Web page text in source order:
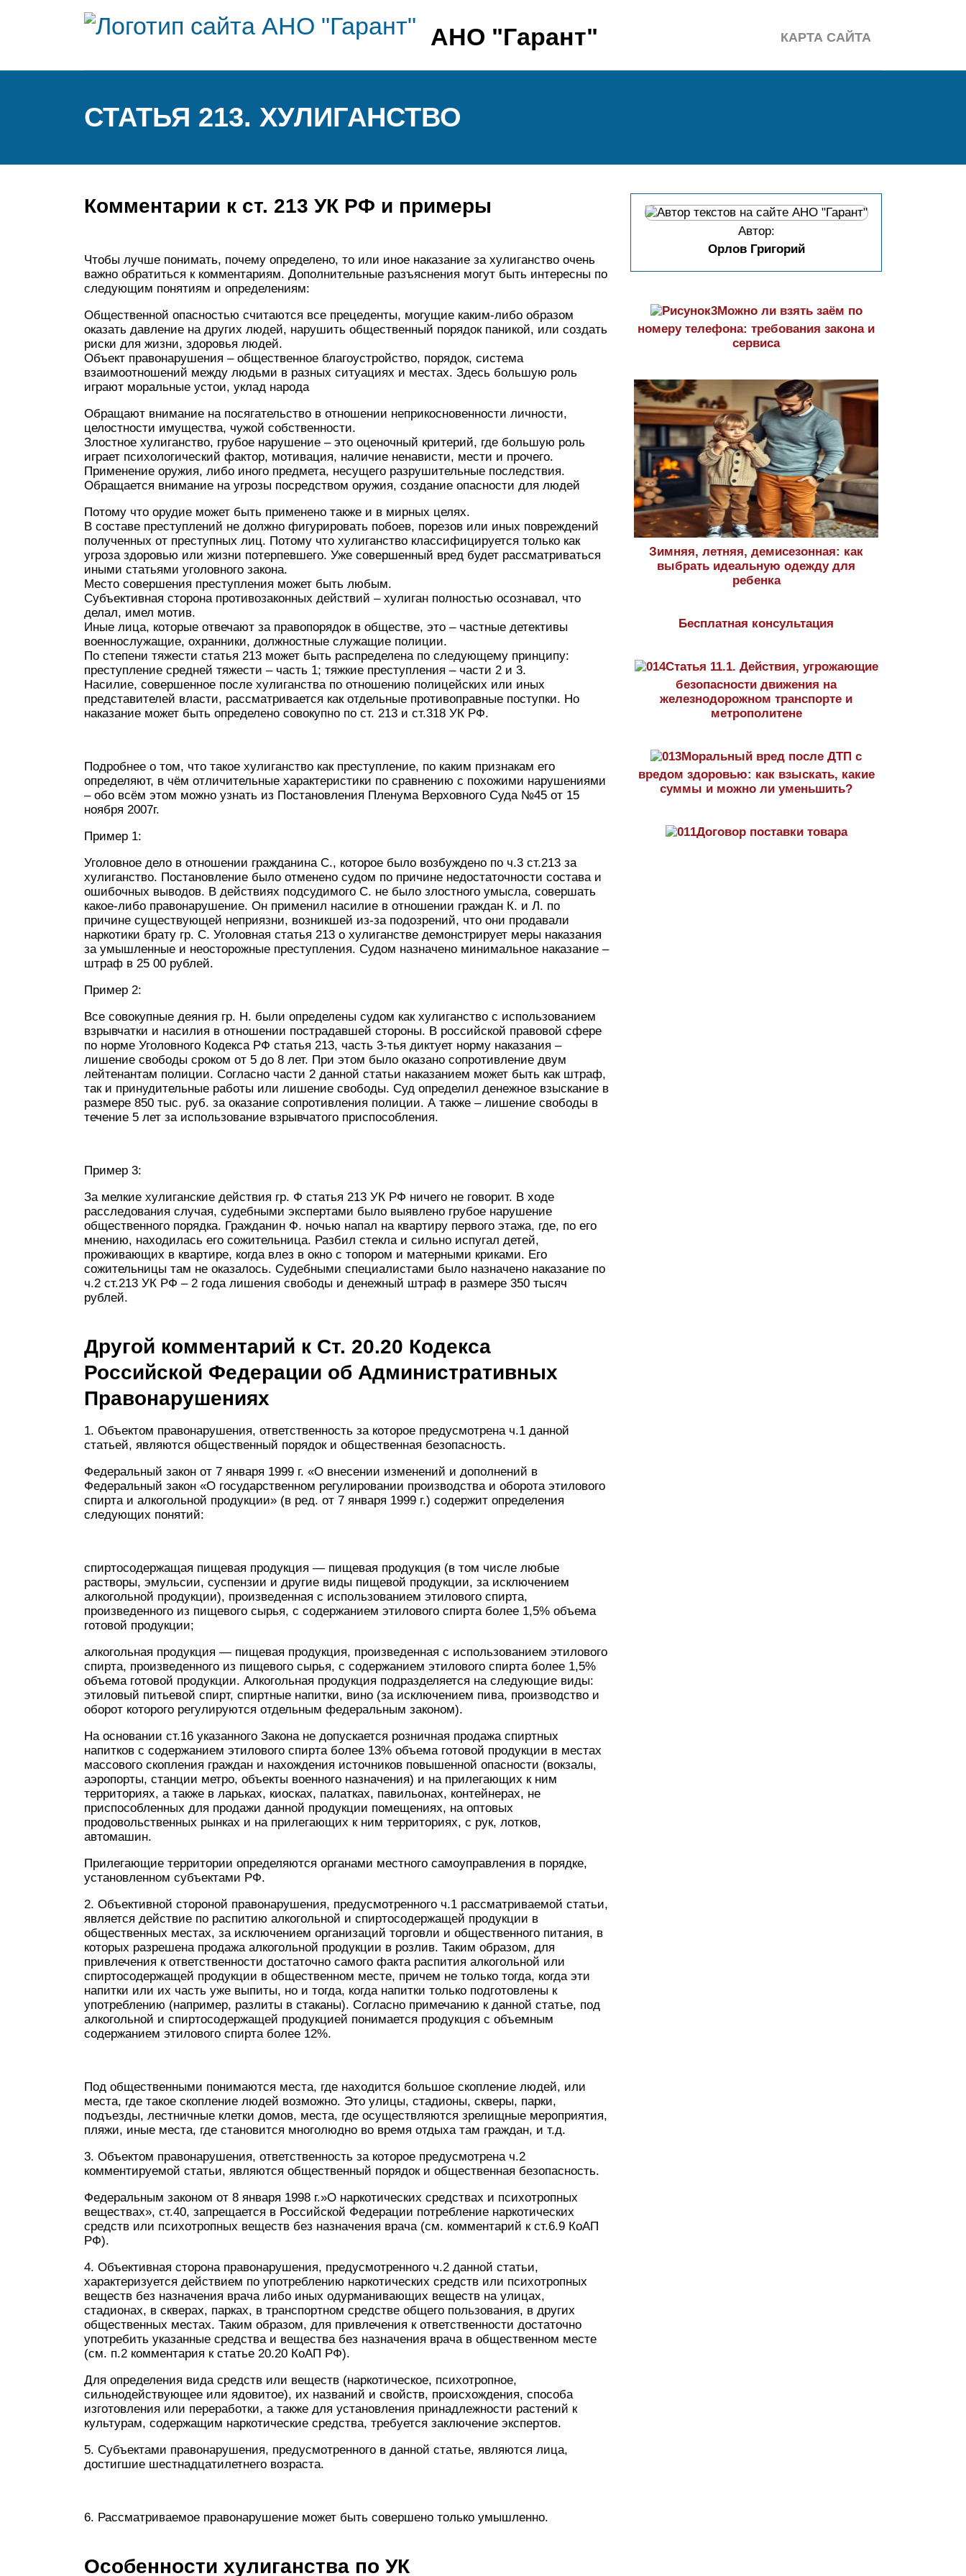
АНО "Гарант" КАРТА САЙТА
СТАТЬЯ 213. ХУЛИГАНСТВО
Комментарии к ст. 213 УК РФ и примеры
Чтобы лучше понимать, почему определено, то или иное наказание за хулиганство очень
важно обратиться к комментариям. Дополнительные разъяснения могут быть интересны по
следующим понятиям и определениям:
Общественной опасностью считаются все прецеденты, могущие каким-либо образом
оказать давление на других людей, нарушить общественный порядок паникой, или создать
риски для жизни, здоровья людей.
Объект правонарушения – общественное благоустройство, порядок, система
взаимоотношений между людьми в разных ситуациях и местах. Здесь большую роль
играют моральные устои, уклад народа
Обращают внимание на посягательство в отношении неприкосновенности личности,
целостности имущества, чужой собственности.
Злостное хулиганство, грубое нарушение – это оценочный критерий, где большую роль
играет психологический фактор, мотивация, наличие ненависти, мести и прочего.
Применение оружия, либо иного предмета, несущего разрушительные последствия.
Обращается внимание на угрозы посредством оружия, создание опасности для людей
Потому что орудие может быть применено также и в мирных целях.
В составе преступлений не должно фигурировать побоев, порезов или иных повреждений
полученных от преступных лиц. Потому что хулиганство классифицируется только как
угроза здоровью или жизни потерпевшего. Уже совершенный вред будет рассматриваться
иными статьями уголовного закона.
Место совершения преступления может быть любым.
Субъективная сторона противозаконных действий – хулиган полностью осознавал, что
делал, имел мотив.
Иные лица, которые отвечают за правопорядок в обществе, это – частные детективы
военнослужащие, охранники, должностные служащие полиции.
По степени тяжести статья 213 может быть распределена по следующему принципу:
преступление средней тяжести – часть 1; тяжкие преступления – части 2 и 3.
Насилие, совершенное после хулиганства по отношению полицейских или иных
представителей власти, рассматривается как отдельные противоправные поступки. Но
наказание может быть определено совокупно по ст. 213 и ст.318 УК РФ.
Подробнее о том, что такое хулиганство как преступление, по каким признакам его
определяют, в чём отличительные характеристики по сравнению с похожими нарушениями
– обо всём этом можно узнать из Постановления Пленума Верховного Суда №45 от 15
ноября 2007г.
Пример 1:
Уголовное дело в отношении гражданина С., которое было возбуждено по ч.3 ст.213 за
хулиганство. Постановление было отменено судом по причине недостаточности состава и
ошибочных выводов. В действиях подсудимого С. не было злостного умысла, совершать
какое-либо правонарушение. Он применил насилие в отношении граждан К. и Л. по
причине существующей неприязни, возникшей из-за подозрений, что они продавали
наркотики брату гр. С. Уголовная статья 213 о хулиганстве демонстрирует меры наказания
за умышленные и неосторожные преступления. Судом назначено минимальное наказание –
штраф в 25 00 рублей.
Пример 2:
Все совокупные деяния гр. Н. были определены судом как хулиганство с использованием
взрывчатки и насилия в отношении пострадавшей стороны. В российской правовой сфере
по норме Уголовного Кодекса РФ статья 213, часть 3-тья диктует норму наказания –
лишение свободы сроком от 5 до 8 лет. При этом было оказано сопротивление двум
лейтенантам полиции. Согласно части 2 данной статьи наказанием может быть как штраф,
так и принудительные работы или лишение свободы. Суд определил денежное взыскание в
размере 850 тыс. руб. за оказание сопротивления полиции. А также – лишение свободы в
течение 5 лет за использование взрывчатого приспособления.
Пример 3:
За мелкие хулиганские действия гр. Ф статья 213 УК РФ ничего не говорит. В ходе
расследования случая, судебными экспертами было выявлено грубое нарушение
общественного порядка. Гражданин Ф. ночью напал на квартиру первого этажа, где, по его
мнению, находилась его сожительница. Разбил стекла и сильно испугал детей,
проживающих в квартире, когда влез в окно с топором и матерными криками. Его
сожительницы там не оказалось. Судебными специалистами было назначено наказание по
ч.2 ст.213 УК РФ – 2 года лишения свободы и денежный штраф в размере 350 тысяч
рублей.
Другой комментарий к Ст. 20.20 Кодекса
Российской Федерации об Административных
Правонарушениях
1. Объектом правонарушения, ответственность за которое предусмотрена ч.1 данной
статьей, являются общественный порядок и общественная безопасность.
Федеральный закон от 7 января 1999 г. «О внесении изменений и дополнений в
Федеральный закон «О государственном регулировании производства и оборота этилового
спирта и алкогольной продукции» (в ред. от 7 января 1999 г.) содержит определения
следующих понятий:
спиртосодержащая пищевая продукция — пищевая продукция (в том числе любые
растворы, эмульсии, суспензии и другие виды пищевой продукции, за исключением
алкогольной продукции), произведенная с использованием этилового спирта,
произведенного из пищевого сырья, с содержанием этилового спирта более 1,5% объема
готовой продукции;
алкогольная продукция — пищевая продукция, произведенная с использованием этилового
спирта, произведенного из пищевого сырья, с содержанием этилового спирта более 1,5%
объема готовой продукции. Алкогольная продукция подразделяется на следующие виды:
этиловый питьевой спирт, спиртные напитки, вино (за исключением пива, производство и
оборот которого регулируются отдельным федеральным законом).
На основании ст.16 указанного Закона не допускается розничная продажа спиртных
напитков с содержанием этилового спирта более 13% объема готовой продукции в местах
массового скопления граждан и нахождения источников повышенной опасности (вокзалы,
аэропорты, станции метро, объекты военного назначения) и на прилегающих к ним
территориях, а также в ларьках, киосках, палатках, павильонах, контейнерах, не
приспособленных для продажи данной продукции помещениях, на оптовых
продовольственных рынках и на прилегающих к ним территориях, с рук, лотков,
автомашин.
Прилегающие территории определяются органами местного самоуправления в порядке,
установленном субъектами РФ.
2. Объективной стороной правонарушения, предусмотренного ч.1 рассматриваемой статьи,
является действие по распитию алкогольной и спиртосодержащей продукции в
общественных местах, за исключением организаций торговли и общественного питания, в
которых разрешена продажа алкогольной продукции в розлив. Таким образом, для
привлечения к ответственности достаточно самого факта распития алкогольной или
спиртосодержащей продукции в общественном месте, причем не только тогда, когда эти
напитки или их часть уже выпиты, но и тогда, когда напитки только подготовлены к
употреблению (например, разлиты в стаканы). Согласно примечанию к данной статье, под
алкогольной и спиртосодержащей продукцией понимается продукция с объемным
содержанием этилового спирта более 12%.
Под общественными понимаются места, где находится большое скопление людей, или
места, где такое скопление людей возможно. Это улицы, стадионы, скверы, парки,
подъезды, лестничные клетки домов, места, где осуществляются зрелищные мероприятия,
пляжи, иные места, где становится многолюдно во время отдыха там граждан, и т.д.
3. Объектом правонарушения, ответственность за которое предусмотрена ч.2
комментируемой статьи, являются общественный порядок и общественная безопасность.
Федеральным законом от 8 января 1998 г.»О наркотических средствах и психотропных
веществах», ст.40, запрещается в Российской Федерации потребление наркотических
средств или психотропных веществ без назначения врача (см. комментарий к ст.6.9 КоАП
РФ).
4. Объективная сторона правонарушения, предусмотренного ч.2 данной статьи,
характеризуется действием по употреблению наркотических средств или психотропных
веществ без назначения врача либо иных одурманивающих веществ на улицах,
стадионах, в скверах, парках, в транспортном средстве общего пользования, в других
общественных местах. Таким образом, для привлечения к ответственности достаточно
употребить указанные средства и вещества без назначения врача в общественном месте
(см. п.2 комментария к статье 20.20 КоАП РФ).
Для определения вида средств или веществ (наркотическое, психотропное,
сильнодействующее или ядовитое), их названий и свойств, происхождения, способа
изготовления или переработки, а также для установления принадлежности растений к
культурам, содержащим наркотические средства, требуется заключение экспертов.
5. Субъектами правонарушения, предусмотренного в данной статье, являются лица,
достигшие шестнадцатилетнего возраста.
6. Рассматриваемое правонарушение может быть совершено только умышленно.
Особенности хулиганства по УК
Автор:
Орлов Григорий
Можно ли взять заём по
номеру телефона: требования закона и
сервиса
Зимняя, летняя, демисезонная: как
выбрать идеальную одежду для
ребенка
Бесплатная консультация
Статья 11.1. Действия, угрожающие
безопасности движения на
железнодорожном транспорте и
метрополитене
Моральный вред после ДТП с
вредом здоровью: как взыскать, какие
суммы и можно ли уменьшить?
Договор поставки товара